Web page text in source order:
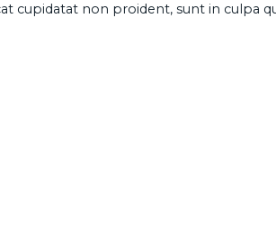
cupidatat non proident, sunt in culpa